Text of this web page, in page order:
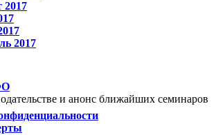
2017
2017
и анонс ближайших семинаров